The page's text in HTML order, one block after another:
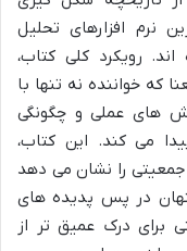
نرم افزارهای تحلیل
رویکرد کلی کتاب،
که خواننده نه تنها با
های عملی و چگونگی
می کند. این کتاب،
را نشان می دهد
در پس پدیده های
برای درک عمیق تر از